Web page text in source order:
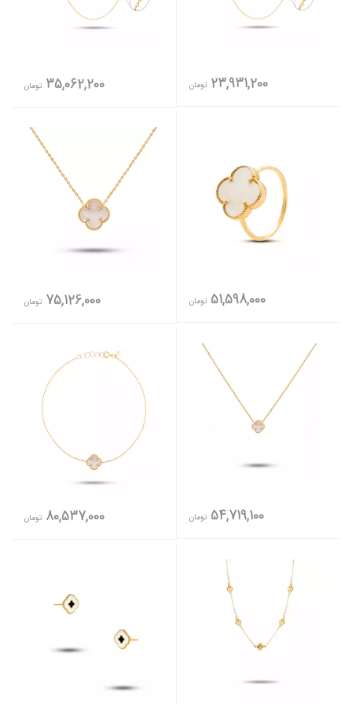
23,931,200 تومان 35,062,200 تومان
51,598,000 تومان 75,126,000 تومان
54,719,100 تومان 80,537,000 تومان